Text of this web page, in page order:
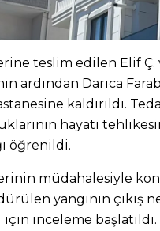
teslim edilen Elif Ç.
ardından Darıca
kaldırıldı.
hayati
öğrenildi.
müdahalesiyle
yangının çıkış
inceleme başlatıldı.